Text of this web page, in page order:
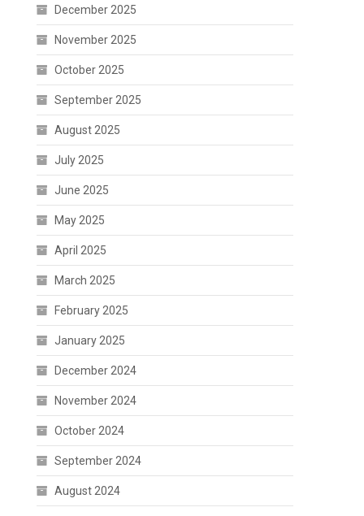
December 2025
November 2025
October 2025
September 2025
August 2025
July 2025
June 2025
May 2025
April 2025
March 2025
February 2025
January 2025
December 2024
November 2024
October 2024
September 2024
August 2024